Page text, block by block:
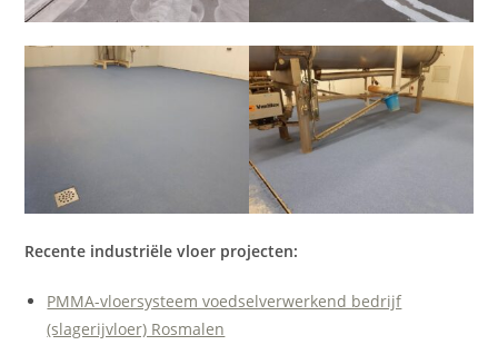
Recente industriële vloer projecten:
PMMA-vloersysteem voedselverwerkend bedrijf
(slagerijvloer) Rosmalen